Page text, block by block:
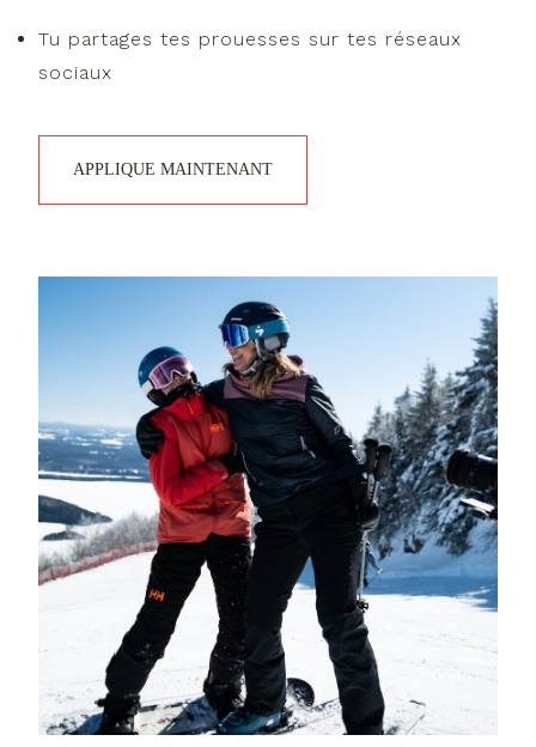
Tu partages tes prouesses sur tes réseaux
sociaux
APPLIQUE MAINTENANT